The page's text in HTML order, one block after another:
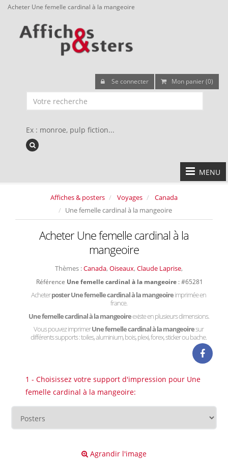
Acheter Une femelle cardinal à la mangeoire
Se connecter Mon panier (0)
Ex : monroe, pulp fiction...
MENU
Affiches & posters Voyages
Canada
Une femelle cardinal à la mangeoire
Acheter Une femelle cardinal à la
mangeoire
Thèmes :Canada, Oiseaux, Claude Laprise,
Référence Une femelle cardinal à la mangeoire : #65281
Acheterposter Une femelle cardinal à la mangeoireimprimée en
france.
Une femelle cardinal à la mangeoireexiste en plusieurs dimensions.
Vous pouvez imprimerUne femelle cardinal à la mangeoiresur
différents supports : toiles, aluminium, bois, plexi, forex, sticker ou bache.
1 - Choisissez votre support d'impression pour Une
femelle cardinal à la mangeoire:
Agrandir l'image